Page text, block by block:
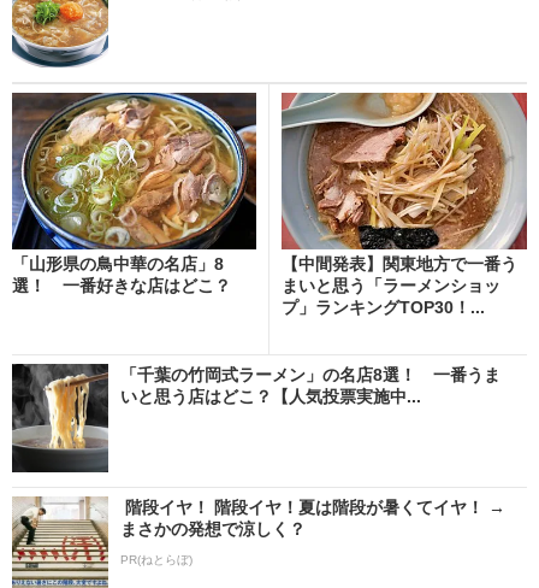
「山形県の鳥中華の名店」8
選！ 一番好きな店はどこ？
【中間発表】関東地方で一番う
まいと思う「ラーメンショッ
プ」ランキングTOP30！...
「千葉の竹岡式ラーメン」の名店8選！ 一番うま
いと思う店はどこ？【人気投票実施中...
階段イヤ！ 階段イヤ！夏は階段が暑くてイヤ！ →
まさかの発想で涼しく？
PR(ねとらぼ)